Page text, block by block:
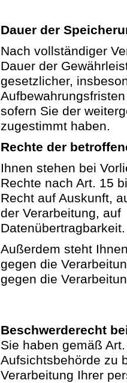
Dauer der
Nach vollständiger
Dauer der
gesetzlicher,
sofern Sie der
zugestimmt haben.
Rechte der
Ihnen stehen bei
Rechte nach Art. 15
Recht auf Auskunft,
der Verarbeitung, auf
Datenübertragbarkeit.
Außerdem steht
gegen die
gegen die
Beschwerderecht
Sie haben gemäß
Aufsichtsbehörde zu
Verarbeitung Ihrer